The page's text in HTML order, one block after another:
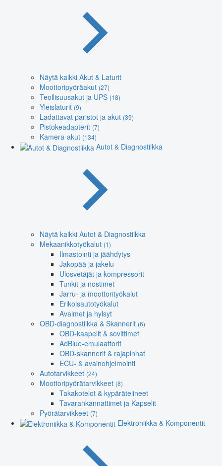
Näytä kaikki Akut & Laturit
Moottoripyöräakut (27)
Teollisuusakut ja UPS (18)
Yleislaturit (9)
Ladattavat paristot ja akut (39)
Pistokeadapterit (7)
Kamera-akut (134)
Autot & Diagnostiikka
Näytä kaikki Autot & Diagnostiikka
Mekaanikkotyökalut (1)
Ilmastointi ja jäähdytys
Jakopää ja jakelu
Ulosvetäjät ja kompressorit
Tunkit ja nostimet
Jarru- ja moottorityökalut
Erikoisautotyökalut
Avaimet ja hylsyt
OBD-diagnostiikka & Skannerit (6)
OBD-kaapelit & sovittimet
AdBlue-emulaattorit
OBD-skannerit & rajapinnat
ECU- & avainohjelmointi
Autotarvikkeet (24)
Moottoripyörätarvikkeet (8)
Takakotelot & kypärätelineet
Tavarankannattimet ja Kapselit
Pyörätarvikkeet (7)
Elektroniikka & Komponentit